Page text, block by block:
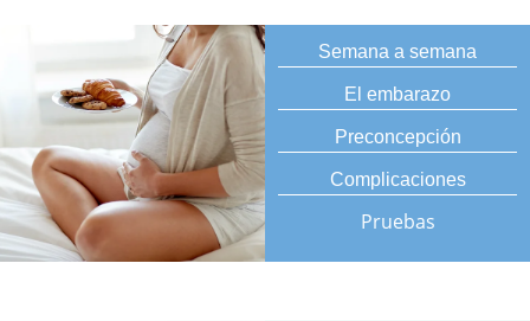
Semana a semana
El embarazo
Preconcepción
Complicaciones
Pruebas